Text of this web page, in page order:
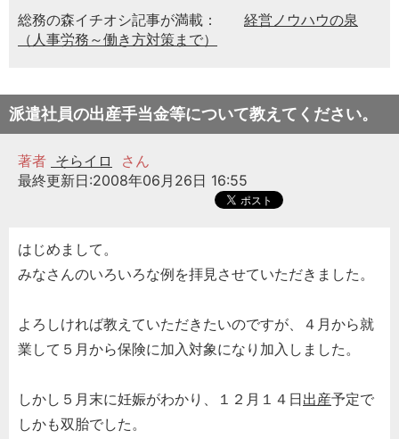
総務の森イチオシ記事が満載：
経営ノウハウの泉
（人事労務～働き方対策まで）
派遣社員の出産手当金等について教えてください。
著者 そらイロ
さん
最終更新日:2008年06月26日 16:55
はじめまして。
みなさんのいろいろな例を拝見させていただきました。
よろしければ教えていただきたいのですが、４月から就
業して５月から保険に加入対象になり加入しました。
しかし５月末に妊娠がわかり、１２月１４日出産予定で
しかも双胎でした。